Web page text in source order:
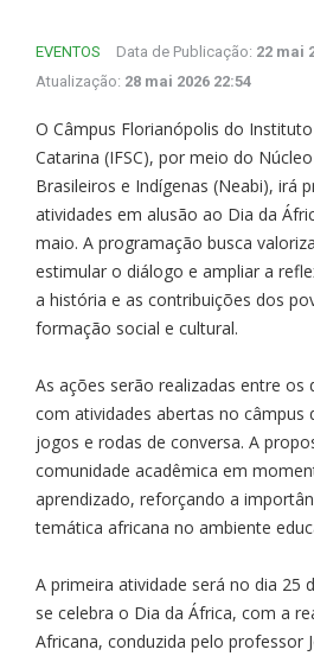
EVENTOS Data de Publicação: 22 mai
Atualização: 28 mai 2026 22:54
O Câmpus Florianópolis do
Catarina (IFSC), por meio do
Brasileiros e Indígenas (Neabi), irá
atividades em alusão ao Dia da
maio. A programação busca
estimular o diálogo e ampliar a
a história e as contribuições dos
formação social e cultural.
As ações serão realizadas entre os
com atividades abertas no câmpus
jogos e rodas de conversa. A
comunidade acadêmica em
aprendizado, reforçando a
temática africana no ambiente
A primeira atividade será no dia 25
se celebra o Dia da África, com a
Africana, conduzida pelo professor